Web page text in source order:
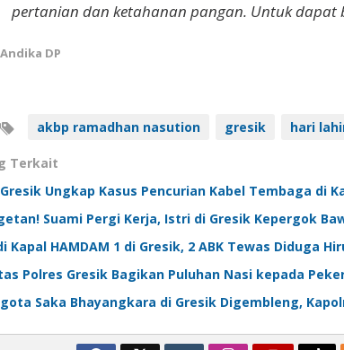
pertanian dan ketahanan pangan. Untuk dapat
DP
akbp ramadhan nasution gresik hari
Terkait
Ungkap Kasus Pencurian Kabel Tembaga di
Suami Pergi Kerja, Istri di Gresik Kepergok
Kapal HAMDAM 1 di Gresik, 2 ABK Tewas Diduga
Polres Gresik Bagikan Puluhan Nasi kepada
Saka Bhayangkara di Gresik Digembleng,